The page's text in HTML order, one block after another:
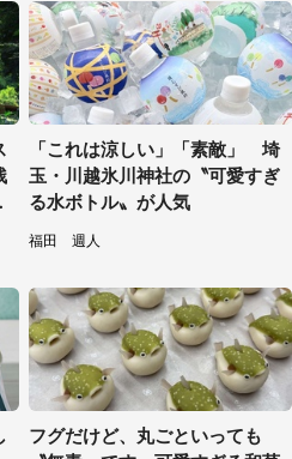
「これは涼しい」「素敵」 埼
玉・川越氷川神社の〝可愛すぎ
る水ボトル〟が人気
福田 週人
フグだけど、丸ごといっても